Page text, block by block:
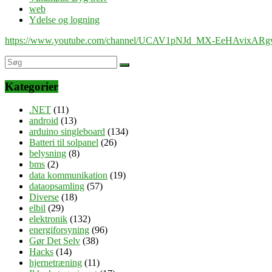
web
Ydelse og logning
https://www.youtube.com/channel/UCAV1pNJd_MX-
Kategorier
.NET (11)
android (13)
arduino singleboard (134)
Batteri til solpanel (26)
belysning (8)
bms (2)
data kommunikation (19)
dataopsamling (57)
Diverse (18)
elbil (29)
elektronik (132)
energiforsyning (96)
Gør Det Selv (38)
Hacks (14)
hjernetræning (11)